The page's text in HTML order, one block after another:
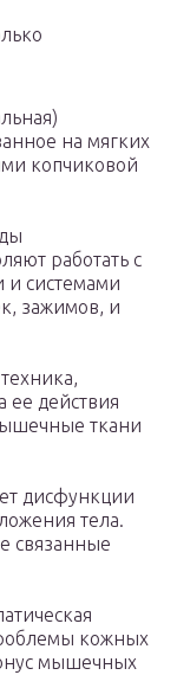
на мягких
копчиковой
работать с
системами
зажимов, и
действия
ткани
дисфункции
тела.
связанные
кожных
мышечных